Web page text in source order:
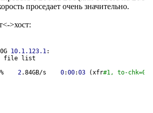
проседает очень значительно.
>хост:
10.1.123.1:
file list
% 2.84GB/s 0:00:03 (xfr#1, to-chk=0/